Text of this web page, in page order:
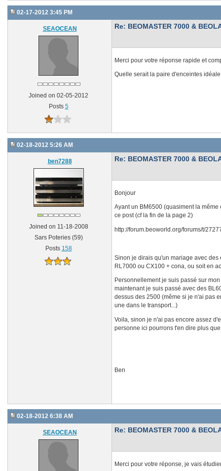
02-17-2012 3:45 PM
SEAOCEAN
Joined on 02-05-2012
Posts 5
Re: BEOMASTER 7000 &
Merci pour votre réponse rapide et
Quelle serait la paire d'enceintes
02-18-2012 5:26 AM
ben7288
Joined on 11-18-2008
Sars Poteries (59)
Posts 158
Re: BEOMASTER 7000 &
Bonjour
Ayant un BM6500 (quasiment la
ce post (cf la fin de la page 2)
http://forum.beoworld.org/forums/t/
Sinon je dirais qu'un mariage avec
RL7000 ou CX100 + cona, ou soit en
Personnellement je suis passé sur
maintenant je suis passé avec des
dessus des 2500 (même si je n'ai pas
une dans le transport...)
Voila, sinon je n'ai pas encore assez
personne ici pourrons t'en dire plus
Ben
02-18-2012 6:38 AM
SEAOCEAN Re: BEOMASTER 7000 &
Merci pour votre réponse, je vais